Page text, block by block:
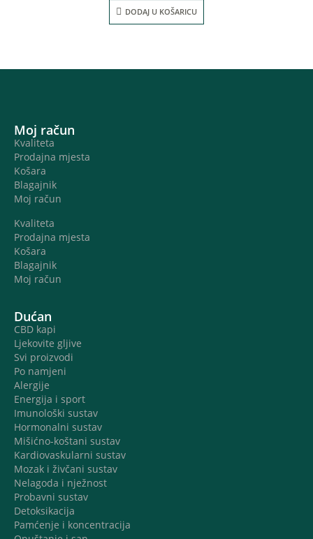
DODAJ U KOŠARICU
Moj račun
Kvaliteta
Prodajna mjesta
Košara
Blagajnik
Moj račun
Kvaliteta
Prodajna mjesta
Košara
Blagajnik
Moj račun
Dućan
CBD kapi
Ljekovite gljive
Svi proizvodi
Po namjeni
Alergije
Energija i sport
Imunološki sustav
Hormonalni sustav
Mišićno-koštani sustav
Kardiovaskularni sustav
Mozak i živčani sustav
Nelagoda i nježnost
Probavni sustav
Detoksikacija
Pamćenje i koncentracija